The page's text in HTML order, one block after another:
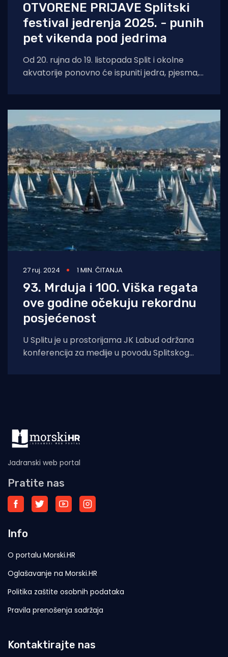
OTVORENE PRIJAVE Splitski
festival jedrenja 2025. - punih
pet vikenda pod jedrima
Od 20. rujna do 19. listopada Split i okolne
akvatorije ponovno će ispuniti jedra, pjesma,
27 ruj. 2024 1 MIN. ČITANJA
93. Mrduja i 100. Viška regata
ove godine očekuju rekordnu
posjećenost
U Splitu je u prostorijama JK Labud održana
konferencija za medije u povodu Splitskog
Jadranski web portal
Pratite nas
Info
O portalu Morski.HR
Oglašavanje na Morski.HR
Politika zaštite osobnih podataka
Pravila prenošenja sadržaja
Kontaktirajte nas